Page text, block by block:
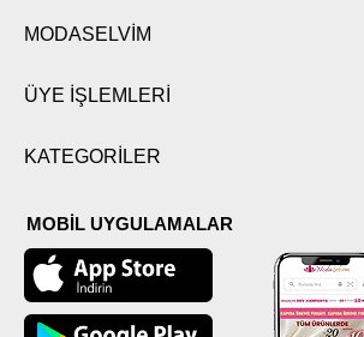
MODASELVİM
ÜYE İŞLEMLERİ
KATEGORİLER
MOBİL UYGULAMALAR